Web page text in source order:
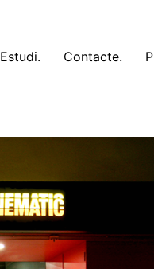
Estudi. Contacte.